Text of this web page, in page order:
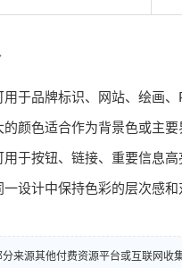
用于品牌标识、网站、绘画
的颜色适合作为背景色或主要
用于按钮、链接、重要信息高
一设计中保持色彩的层次感和
来源其他付费资源平台或互联网收